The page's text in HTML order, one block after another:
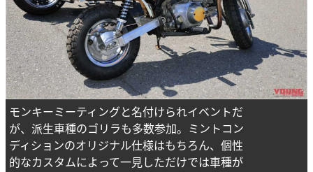
モンキーミーティングと名付けられイベントだ
が、派生車種のゴリラも多数参加。ミントコン
ディションのオリジナル仕様はもちろん、個性
的なカスタムによって一見しただけでは車種が